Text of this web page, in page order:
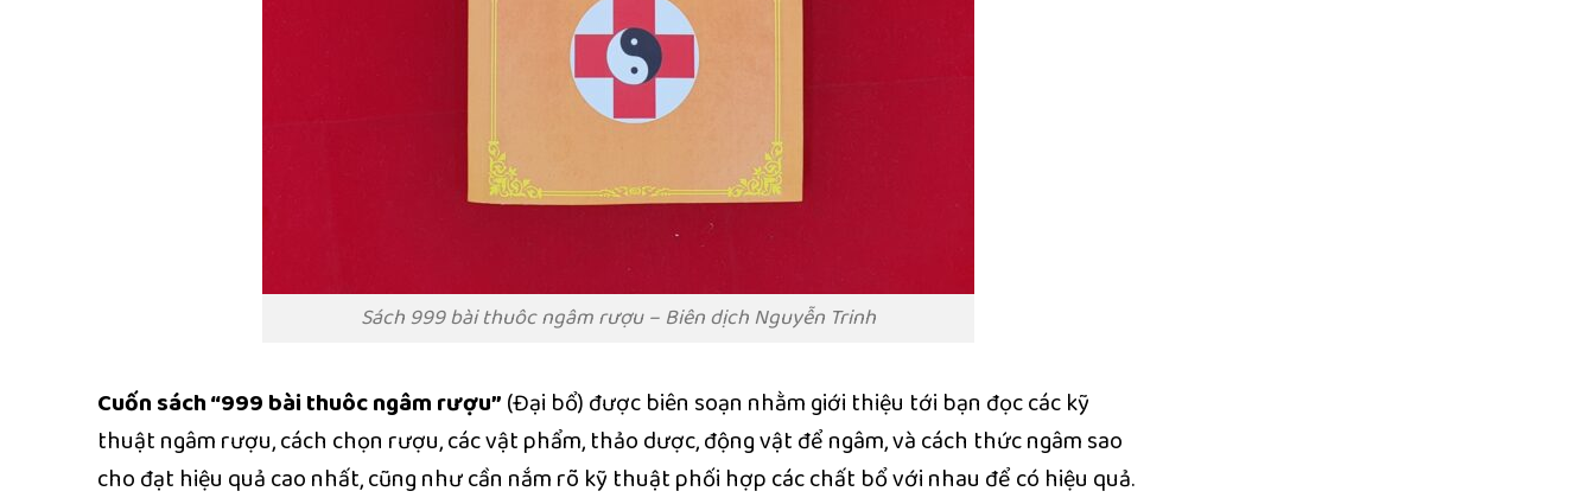
Sách 999 bài thuôc ngâm rượu – Biên dịch Nguyễn Trinh
Cuốn sách “999 bài thuôc ngâm rượu”(Đại bổ) được biên soạn nhằm giới thiệu tới bạn đọc các kỹ
thuật ngâm rượu, cách chọn rượu, các vật phẩm, thảo dược, động vật để ngâm, và cách thức ngâm sao
cho đạt hiệu quả cao nhất, cũng như cần nắm rõ kỹ thuật phối hợp các chất bổ với nhau để có hiệu quả.